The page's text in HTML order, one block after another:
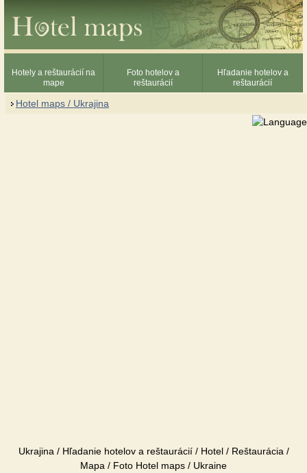
Hotely a reštaurácií na
mape
Foto hotelov a
reštaurácií
Hľadanie hotelov a
reštaurácií
Hotel maps / Ukrajina
Ukrajina / Hľadanie hotelov a reštaurácií / Hotel / Reštaurácia /
Mapa / Foto Hotel maps / Ukraine